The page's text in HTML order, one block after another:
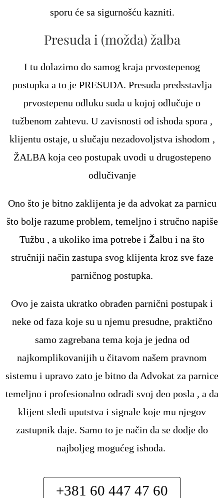
sporu će sa sigurnošću kazniti.
Presuda i (možda) žalba
I tu dolazimo do samog kraja prvostepenog
postupka a to je PRESUDA. Presuda predsstavlja
prvostepenu odluku suda u kojoj odlučuje o
tužbenom zahtevu. U zavisnosti od ishoda spora ,
klijentu ostaje, u slučaju nezadovoljstva ishodom ,
ŽALBA koja ceo postupak uvodi u drugostepeno
odlučivanje
Ono što je bitno zaklijenta je da advokat za parnicu
što bolje razume problem, temeljno i stručno napiše
Tužbu , a ukoliko ima potrebe i Žalbu i na što
stručniji način zastupa svog klijenta kroz sve faze
parničnog postupka.
Ovo je zaista ukratko obrađen parnični postupak i
neke od faza koje su u njemu presudne, praktično
samo zagrebana tema koja je jedna od
najkomplikovanijih u čitavom našem pravnom
sistemu i upravo zato je bitno da Advokat za parnice
temeljno i profesionalno odradi svoj deo posla , a da
klijent sledi uputstva i signale koje mu njegov
zastupnik daje. Samo to je način da se dodje do
najboljeg mogućeg ishoda.
+381 60 447 47 60